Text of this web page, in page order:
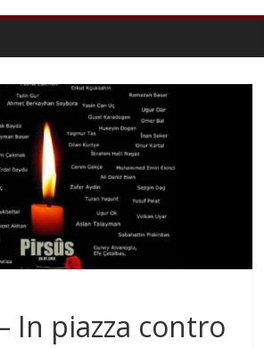
In piazza contro